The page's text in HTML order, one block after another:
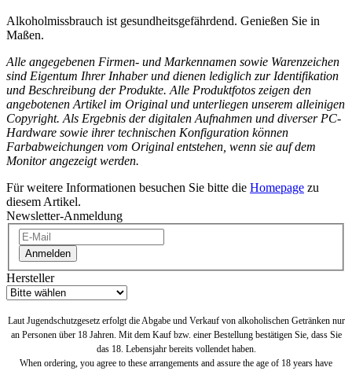
Alkoholmissbrauch ist gesundheitsgefährdend. Genießen Sie in
Maßen.
Alle angegebenen Firmen- und Markennamen sowie Warenzeichen
sind Eigentum Ihrer Inhaber und dienen lediglich zur Identifikation
und Beschreibung der Produkte. Alle Produktfotos zeigen den
angebotenen Artikel im Original und unterliegen unserem alleinigen
Copyright. Als Ergebnis der digitalen Aufnahmen und diverser PC-
Hardware sowie ihrer technischen Konfiguration können
Farbabweichungen vom Original entstehen, wenn sie auf dem
Monitor angezeigt werden.
Für weitere Informationen besuchen Sie bitte die Homepage zu
diesem Artikel.
Newsletter-Anmeldung
Anmelden
Hersteller
Laut Jugendschutzgesetz erfolgt die Abgabe und Verkauf von alkoholischen Getränken nur
an Personen über 18 Jahren. Mit dem Kauf bzw. einer Bestellung bestätigen Sie, dass Sie
das 18. Lebensjahr bereits vollendet haben.
When ordering, you agree to these arrangements and assure the age of 18 years have